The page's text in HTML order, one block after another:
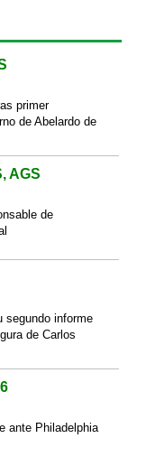
primer
de Abelardo de
AGS
de
segundo informe
de Carlos
ante Philadelphia